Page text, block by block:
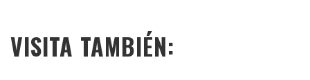
VISITA TAMBIÉN: